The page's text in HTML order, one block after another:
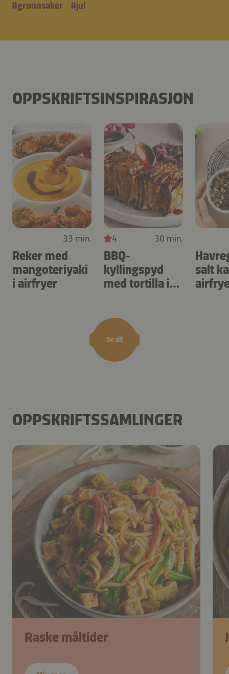
#grønnsaker #jul
OPPSKRIFTSINSPIRASJON
Se alt
33 min.
Reker med
mangoteriyaki
i airfryer
4 30 min.
BBQ-
kyllingspyd
med tortilla i
salt
OPPSKRIFTSSAMLINGER
Raske måltider